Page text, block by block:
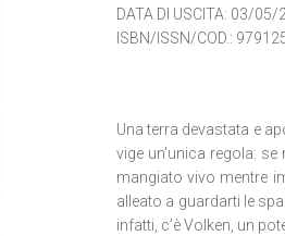
DATA DI USCITA: 03/05/
ISBN/ISSN/COD.:
Una terra devastata e
vige un'unica regola: se
mangiato vivo mentre
alleato a guardarti le
infatti, c’è Volken, un